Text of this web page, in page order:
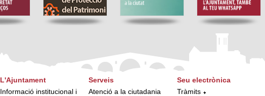
L'Ajuntament
Informació institucional i
Serveis
Atenció a la ciutadania
Seu electrònica
Tràmits